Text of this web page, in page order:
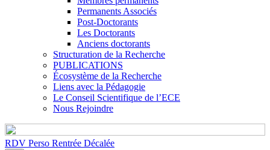
Permanents Associés
Post-Doctorants
Les Doctorants
Anciens doctorants
Structuration de la Recherche
PUBLICATIONS
Écosystème de la Recherche
Liens avec la Pédagogie
Le Conseil Scientifique de l’ECE
Nous Rejoindre
RDV Perso Rentrée Décalée